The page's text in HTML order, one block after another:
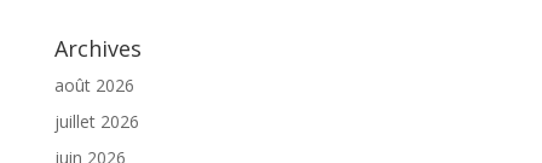
Archives
août 2026
juillet 2026
juin 2026